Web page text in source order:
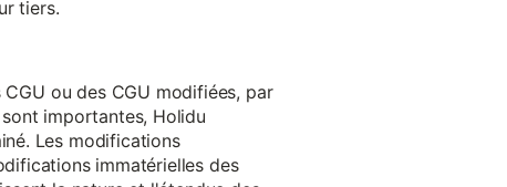
tiers.
ou des CGU modifiées, par
importantes, Holidu
Les modifications
immatérielles des